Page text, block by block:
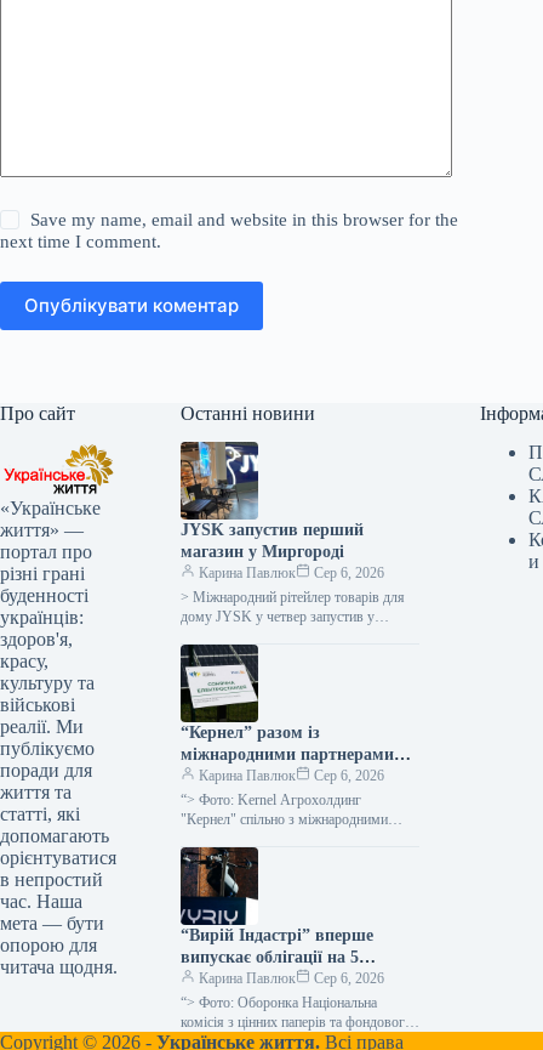
Save my name, email and website in this browser for the
next time I comment.
Опублікувати коментар
Про сайт
«Українське
життя» —
портал про
різні грані
буденності
українців:
здоров'я,
красу,
культуру та
військові
реалії. Ми
публікуємо
поради для
життя та
статті, які
допомагають
орієнтуватися
в непростий
час. Наша
мета — бути
опорою для
читача щодня.
Останні новини
JYSK запустив перший
магазин у Миргороді
Карина Павлюк
Сер 6, 2026
> Міжнародний рітейлер товарів для
дому JYSK у четвер запустив у
Миргород, що на Полтавщині,…
“Кернел” разом із
міжнародними партнерами
запускає сонячні
електростанції в громадах
поблизу лінії фронту: перші 7
уже функціонують
Карина Павлюк
Сер 6, 2026
“> Фото: Kernel Агрохолдинг
"Кернел" спільно з міжнародними
автономної сонячної генерації в
регіонах, наближених до лінії фронту:
…
“Вирій Індастрі” вперше
випускає облігації на 5
мільярдів гривень
Карина Павлюк
Сер 6, 2026
“> Фото: Оборонка Національна
комісія з цінних паперів та фондового
ринку (НКЦПФР) провела реєстрацію
и
Copyright © 2026 - Українське життя. Всі права